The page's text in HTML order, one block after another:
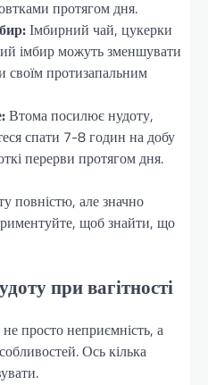
протягом дня.
Імбирний чай, цукерки
імбир можуть зменшувати
своїм протизапальним
Втома посилює нудоту,
спати 7-8 годин на добу
перерви протягом дня.
повністю, але значно
щоб знайти, що
при вагітності
просто неприємність, а
Ось кілька